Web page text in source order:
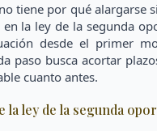
tiene por qué alargarse
la ley de la segunda
desde el primer
paso busca acortar
cuanto antes.
la ley de la segunda